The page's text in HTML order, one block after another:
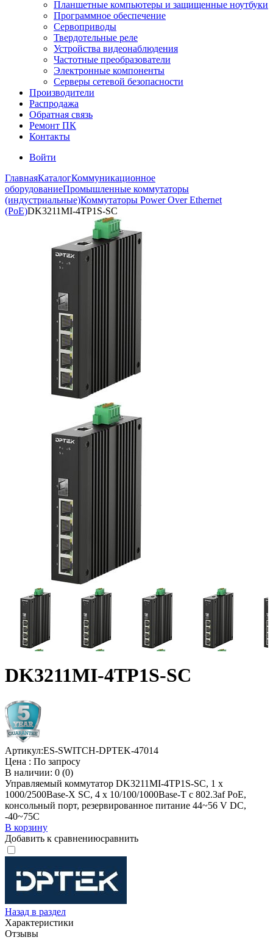
Планшетные компьютеры и защищенные ноутбуки
Программное обеспечение
Сервоприводы
Твердотельные реле
Устройства видеонаблюдения
Частотные преобразователи
Электронные компоненты
Серверы сетевой безопасности
Производители
Распродажа
Обратная связь
Ремонт ПК
Контакты
Войти
ГлавнаяКаталогКоммуникационное
оборудованиеПромышленные коммутаторы
(индустриальные)Коммутаторы Power Over Ethernet
(PoE)DK3211MI-4TP1S-SC
DK3211MI-4TP1S-SC
Артикул:ES-SWITCH-DPTEK-47014
Цена : По запросу
В наличии: 0 (0)
Управляемый коммутатор DK3211MI-4TP1S-SC, 1 x
1000/2500Base-X SC, 4 x 10/100/1000Base-T c 802.3af PoE,
консольный порт, резервированное питание 44~56 V DC,
-40~75C
В корзину
Добавить к сравнениюсравнить
Назад в раздел
Характеристики
Отзывы